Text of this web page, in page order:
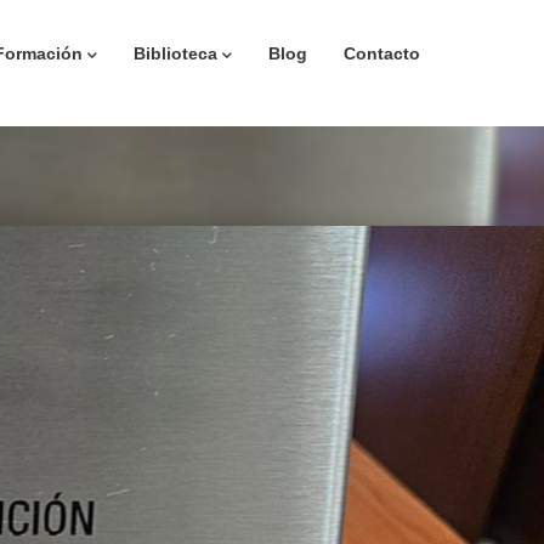
Biblioteca Blog Contacto